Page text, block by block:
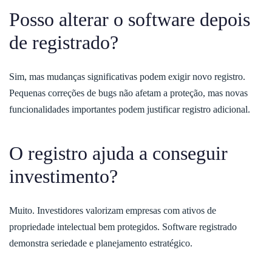
Posso alterar o software depois
de registrado?
Sim, mas mudanças significativas podem exigir novo registro.
Pequenas correções de bugs não afetam a proteção, mas novas
funcionalidades importantes podem justificar registro adicional.
O registro ajuda a conseguir
investimento?
Muito. Investidores valorizam empresas com ativos de
propriedade intelectual bem protegidos. Software registrado
demonstra seriedade e planejamento estratégico.